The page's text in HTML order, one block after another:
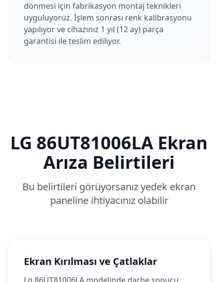
dönmesi için fabrikasyon montaj teknikleri
uyguluyoruz. İşlem sonrası renk kalibrasyonu
yapılıyor ve cihazınız 1 yıl (12 ay) parça
garantisi ile teslim ediliyor.
LG 86UT81006LA Ekran
Arıza Belirtileri
Bu belirtileri görüyorsanız yedek ekran
paneline ihtiyacınız olabilir
Ekran Kırılması ve Çatlaklar